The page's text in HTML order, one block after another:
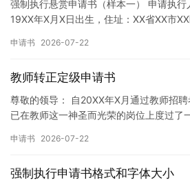
强制执行悬赏申请书（样本一） 申请执行
19XX年X月X日出生，住址：XX省XX市
申请书 2026-07-22
教师转正定级申请书
尊敬的领导： 自20XX年X月通过教师招
已在教师这一神圣而光荣的岗位上度过了
申请书 2026-07-22
强制执行申请书格式和字体大小